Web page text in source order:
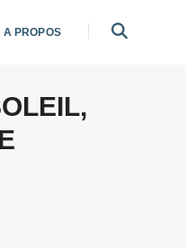
A PROPOS